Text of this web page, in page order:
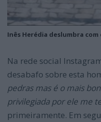
Inês Herédia deslumbra
Na rede social
desabafo sobre esta
pedras mas é o mais
privilegiada por ele me
primeiramente. Em